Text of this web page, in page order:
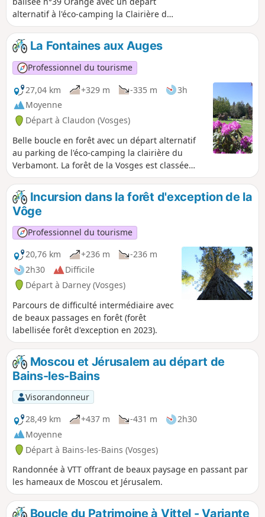
alternatif à l'éco-camping la Clairière du
Verbamont (départ difficile au Pont
Tatal). Vous traverserez une forêt
labellisée d'exception (15 forêts en
France ont ce label).
La Fontaines aux Auges
Professionnel du tourisme
27,04 km
+329 m -335 m
3h
Moyenne
Départ à Claudon (Vosges)
Belle boucle en forêt avec un départ alternatif
au parking de l'éco-camping la clairière du
Verbamont. La forêt de la Vosges est classée
parmi l'une des 15 plus belles forêt française
depuis 2023 (classement forêt d'exception).
Cette boucle est balisée n°38 en Orange et
entretenue par la communauté de communes
Vosges Côté Sud-Ouest.
Incursion dans la forêt d'exception de la
Vôge
Professionnel du tourisme
20,76 km
+236 m
-236 m
2h30
Difficile
Départ à Darney (Vosges)
Parcours de difficulté intermédiaire avec
de beaux passages en forêt (forêt
labellisée forêt d'exception en 2023).
Moscou et Jérusalem au départ de
Bains-les-Bains
Visorandonneur
28,49 km
+437 m -431 m
2h30
Moyenne
Départ à Bains-les-Bains (Vosges)
Randonnée à VTT offrant de beaux paysage en passant par
les hameaux de Moscou et Jérusalem.
Boucle du Patrimoine à Vittel - Variante